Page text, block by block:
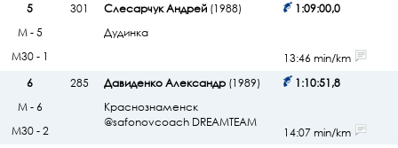
5
301 Слесарчук Андрей(1988)
Дудинка
1:09:00,0
М - 5
М30 - 1
13:46 min/km
6
285 Давиденко Александр(1989)
Краснознаменск
@safonovcoach DREAMTEAM
1:10:51,8
М - 6
М30 - 2
14:07 min/km